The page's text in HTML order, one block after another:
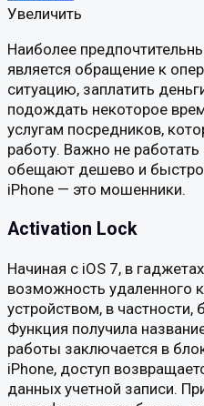
Увеличить
Наиболее
является обращение к
ситуацию, заплатить
подождать некоторое
услугам посредников,
работу. Важно не
обещают дешево и быстро
iPhone — это мошенники.
Activation Lock
Начиная с iOS 7, в
возможность удаленного
устройством, в частности,
Функция получила
работы заключается в
iPhone, доступ
данных учетной записи.